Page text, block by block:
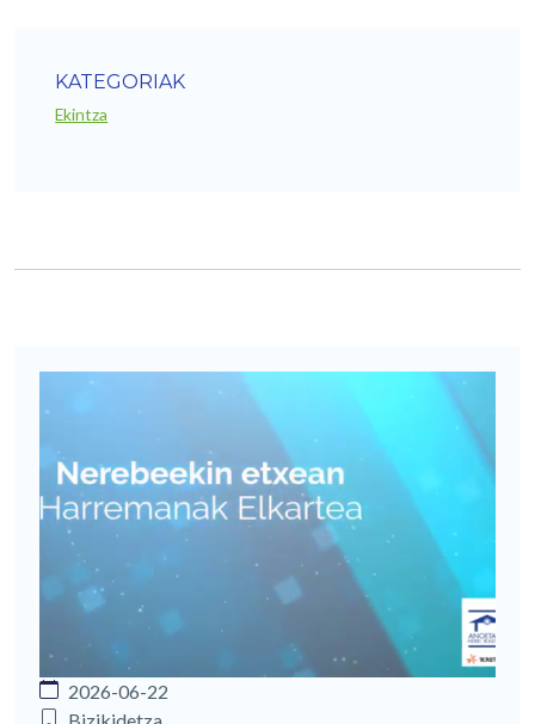
KATEGORIAK
Ekintza
2026-06-22